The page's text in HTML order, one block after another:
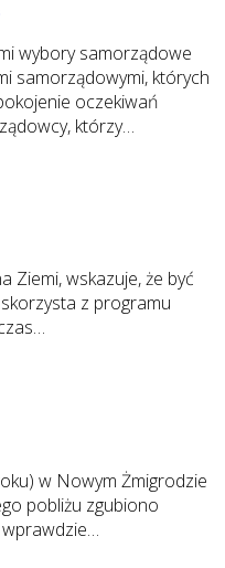
wybory samorządowe
samorządowymi, których
oczekiwań
którzy…
Ziemi, wskazuje, że być
z programu
…
w Nowym Żmigrodzie
pobliżu zgubiono
…